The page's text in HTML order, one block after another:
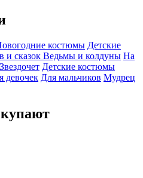
костюмы Детские
и сказок Ведьмы и колдуны На
Звездочет Детские костюмы
девочек Для мальчиков Мудрец